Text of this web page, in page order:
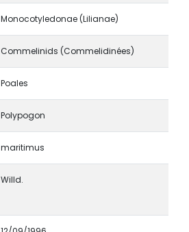
Monocotyledonae (Lilianae)
Commelinids (Commelidinées)
Poales
Polypogon
maritimus
Willd.